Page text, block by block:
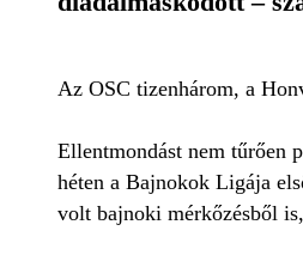
Az OSC tizenhárom, a
Ellentmondást nem tűrően
héten a Bajnokok Ligája
volt bajnoki mérkőzésből